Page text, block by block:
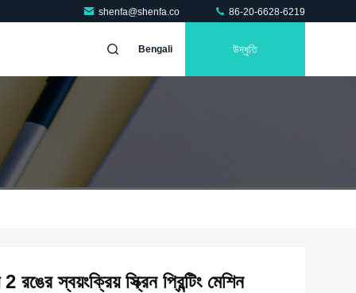
shenfa@shenfa.co 86-20-6628-6219
Bengali উদ্ধৃতি
স্বয়ংক্রিয় স্ক্রিন প্রিন্টিং মেশিন